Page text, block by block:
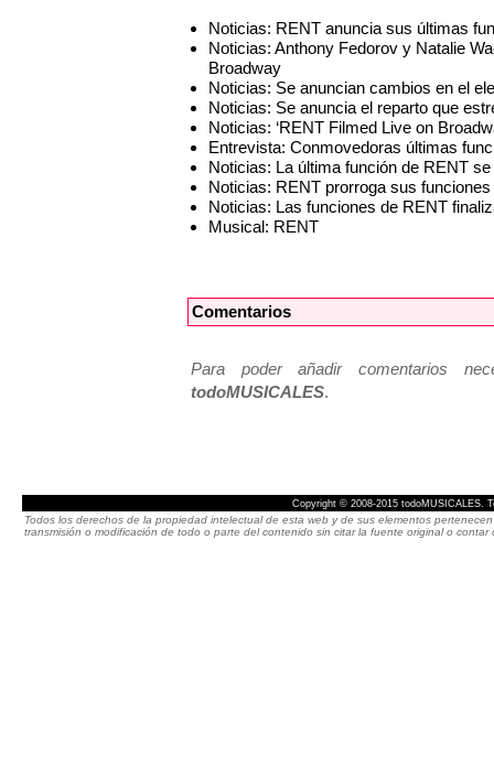
Noticias: RENT anuncia sus últimas
Noticias: Anthony Fedorov y Natalie
Broadway
Noticias: Se anuncian cambios en el
Noticias: Se anuncia el reparto que
Noticias: ‘RENT Filmed Live on
Entrevista: Conmovedoras últimas
Noticias: La última función de RENT
Noticias: RENT prorroga sus
Noticias: Las funciones de RENT
Musical: RENT
Comentarios
Para poder añadir comentarios
todoMUSICALES.
Copyright © 2008-2015 todoMUSICALES.
Todos los derechos de la propiedad intelectual de esta web y de sus elementos
transmisión o modificación de todo o parte del contenido sin citar la fuente original o